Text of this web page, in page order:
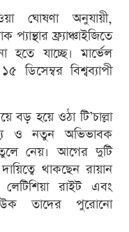
ঘোষণা অনুযায়ী,
প্যান্থার ফ্র্যাঞ্চাইজিতে
যাচ্ছে। মার্ভেল
ডিসেম্বর বিশ্বব্যাপী
বড় হয়ে ওঠা টি’চাল্লা
ও নতুন অভিভাবক
তুলে নেয়। আগের দুটি
থাকছেন রায়ান
লেটিশিয়া রাইট এবং
তাদের পুরোনো